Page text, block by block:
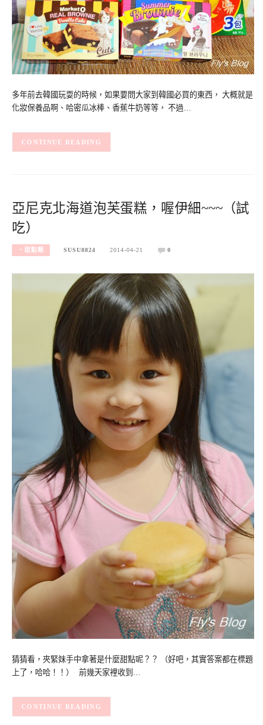
多年前去韓國玩耍的時候，如果要問大家到韓國必買的東西， 大概就是
化妝保養品啊、哈密瓜冰棒、香蕉牛奶等等， 不過…
CONTINUE READING
亞尼克北海道泡芙蛋糕，喔伊細~~~（試
吃）
‧甜點類 SUSU8824 2014-04-21 0
猜猜看，夾緊妹手中拿著是什麼甜點呢？？ （好吧，其實答案都在標題
上了，哈哈！！） 前幾天家裡收到…
CONTINUE READING